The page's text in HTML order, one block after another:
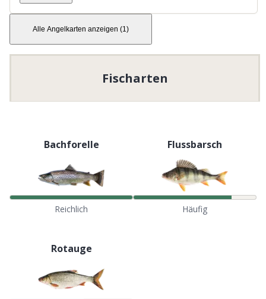
Alle Angelkarten anzeigen (1)
Fischarten
Bachforelle
Reichlich
Flussbarsch
Häufig
Rotauge